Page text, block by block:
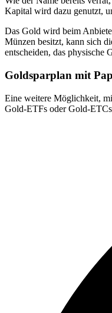
Kapital wird dazu genutzt,
Das Gold wird beim
Münzen besitzt, kann sich
entscheiden, das physische
Goldsparplan mit
Eine weitere Möglichkeit,
Gold-ETFs oder Gold-